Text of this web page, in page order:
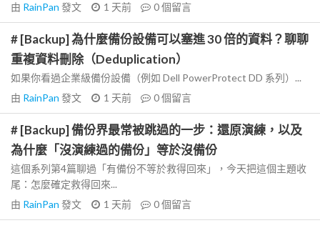
由 RainPan 發文 1 天前 0個留言
# [Backup] 為什麼備份設備可以塞進 30 倍的資料？聊聊
重複資料刪除（Deduplication）
如果你看過企業級備份設備（例如 Dell PowerProtect DD 系列）...
由 RainPan 發文 1 天前 0個留言
# [Backup] 備份界最常被跳過的一步：還原演練，以及
為什麼「沒演練過的備份」等於沒備份
這個系列第4篇聊過「有備份不等於救得回來」，今天把這個主題收
尾：怎麼確定救得回來...
由 RainPan 發文 1 天前 0個留言